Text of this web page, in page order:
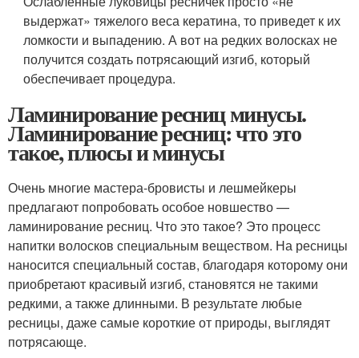
выдержат» тяжелого веса кератина, то приведет к их
ломкости и выпадению. А вот на редких волосках не
получится создать потрясающий изгиб, который
обеспечивает процедура.
Ламинирование ресниц минусы.
Ламинирование ресниц: что это
такое, плюсы и минусы
Очень многие мастера-бровисты и лешмейкеры
предлагают попробовать особое новшество —
ламинирование ресниц. Что это такое? Это процесс
напитки волосков специальным веществом. На ресницы
наносится специальный состав, благодаря которому они
приобретают красивый изгиб, становятся не такими
редкими, а также длинными. В результате любые
ресницы, даже самые короткие от природы, выглядят
потрясающе.